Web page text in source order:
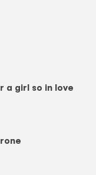
a girl so in love